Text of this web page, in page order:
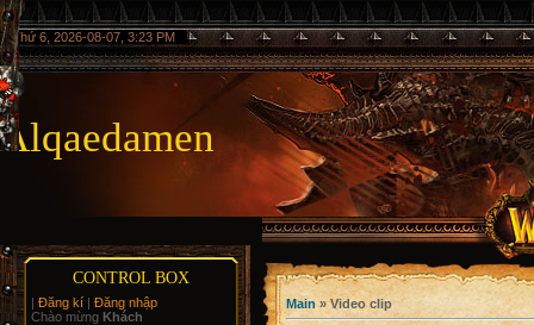
Thứ 6, 2026-08-07, 3:23 PM
Alqaedamen
CONTROL BOX
| Đăng kí | Đăng nhập
Chào mừng Khách
Main »Video clip